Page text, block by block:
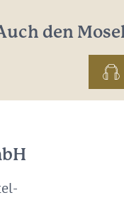
den